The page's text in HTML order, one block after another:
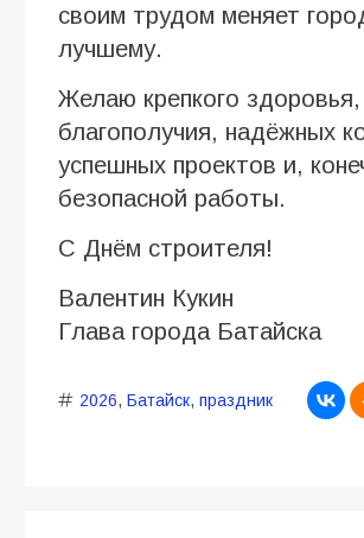
своим трудом меняет
лучшему.
Желаю крепкого здоровья,
благополучия, надёжных
успешных проектов и,
безопасной работы.
С Днём строителя!
Валентин Кукин
Глава города Батайска
2026, Батайск, праздник